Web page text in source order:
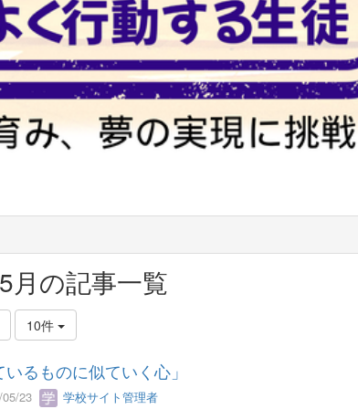
月の記事一覧
10件
るものに似ていく心」
23 学校サイト管理者